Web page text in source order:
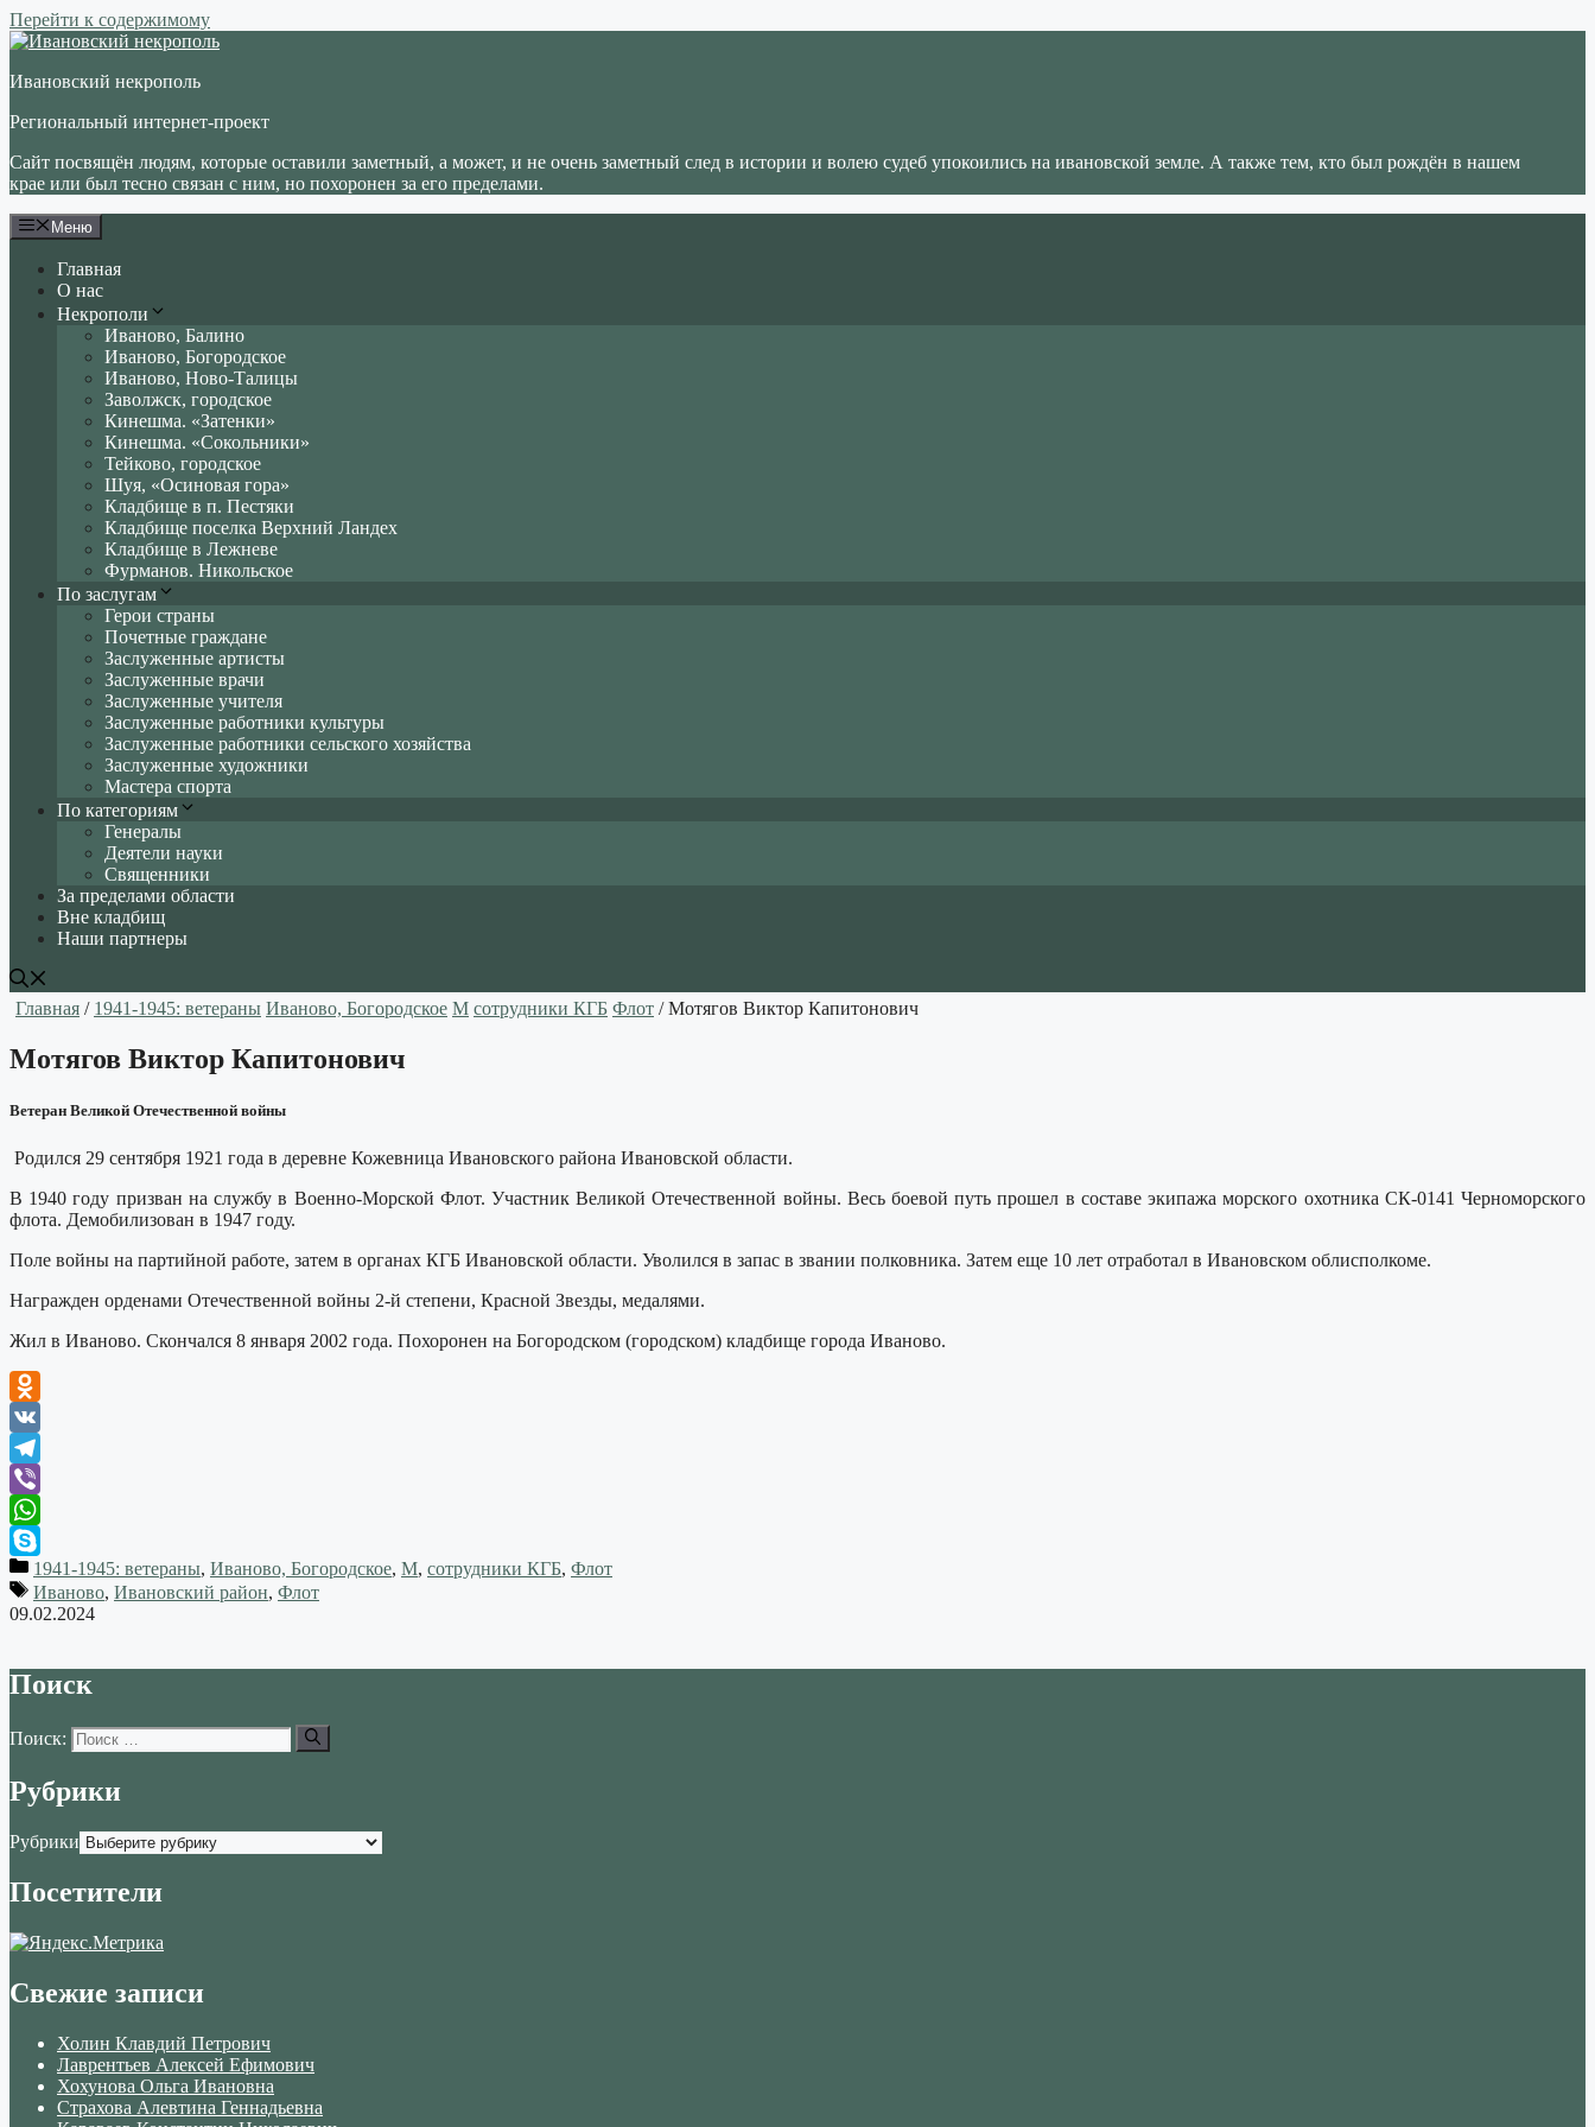
Перейти к содержимому
Ивановский некрополь
Региональный интернет-проект
Сайт посвящён людям, которые оставили заметный, а может, и не очень заметный след в истории и волею судеб упокоились на ивановской земле. А также тем, кто был рождён в нашем
крае или был тесно связан с ним, но похоронен за его пределами.
Меню
Главная
О нас
Некрополи
Иваново, Балино
Иваново, Богородское
Иваново, Ново-Талицы
Заволжск, городское
Кинешма. «Затенки»
Кинешма. «Сокольники»
Тейково, городское
Шуя, «Осиновая гора»
Кладбище в п. Пестяки
Кладбище поселка Верхний Ландех
Кладбище в Лежневе
Фурманов. Никольское
По заслугам
Герои страны
Почетные граждане
Заслуженные артисты
Заслуженные врачи
Заслуженные учителя
Заслуженные работники культуры
Заслуженные работники сельского хозяйства
Заслуженные художники
Мастера спорта
По категориям
Генералы
Деятели науки
Священники
За пределами области
Вне кладбищ
Наши партнеры
Главная / 1941-1945: ветераны Иваново, Богородское М сотрудники КГБ Флот / Мотягов Виктор Капитонович
Мотягов Виктор Капитонович
Ветеран Великой Отечественной войны
Родился 29 сентября 1921 года в деревне Кожевница Ивановского района Ивановской области.
В 1940 году призван на службу в Военно-Морской Флот. Участник Великой Отечественной войны. Весь боевой путь прошел в составе экипажа морского охотника СК-0141 Черноморского
флота. Демобилизован в 1947 году.
Поле войны на партийной работе, затем в органах КГБ Ивановской области. Уволился в запас в звании полковника. Затем еще 10 лет отработал в Ивановском облисполкоме.
Награжден орденами Отечественной войны 2-й степени, Красной Звезды, медалями.
Жил в Иваново. Скончался 8 января 2002 года. Похоронен на Богородском (городском) кладбище города Иваново.
Odnoklassniki
VK
Telegram
Viber
WhatsApp
Skype1941-1945: ветераны, Иваново, Богородское, М, сотрудники КГБ, Флот
Иваново, Ивановский район, Флот
09.02.2024
Поиск
Поиск:
Рубрики
Рубрики
Посетители
Свежие записи
Холин Клавдий Петрович
Лаврентьев Алексей Ефимович
Хохунова Ольга Ивановна
Страхова Алевтина Геннадьевна